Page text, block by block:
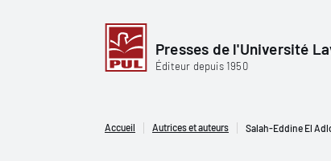
Presses de l'Université
Éditeur depuis 1950
Accueil Autrices et auteurs Salah-Eddine El